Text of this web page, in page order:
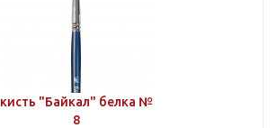
кисть "Байкал" белка №
8